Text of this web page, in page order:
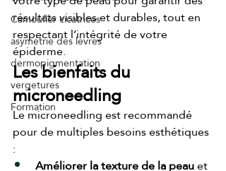
Camoufler cicatrices
asymétrie des lèvres
dermopigmentation
vergetures
Formation
résultats visibles et durables, tout en
respectant l’intégrité de votre
épiderme.
Les bienfaits du
microneedling
Le microneedling est recommandé
pour de multiples besoins esthétiques
:
Améliorer la texture de la peau et